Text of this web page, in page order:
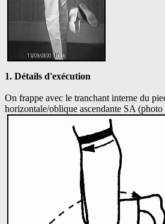
1. Détails d'exécution
On frappe avec le tranchant interne du
horizontale/oblique ascendante SA